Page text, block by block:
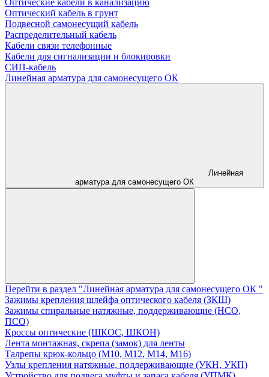
Оптический кабель в грунт
Подвесной самонесущий кабель
Распределительный кабель
Кабели связи телефонные
Кабели для сигнализации и блокировки
СИП-кабель
Линейная арматура для самонесущего ОК
Линейная
арматура для самонесущего ОК
Перейти в раздел "Линейная арматура для самонесущего ОК "
Зажимы крепления шлейфа оптического кабеля (ЗКШ)
Зажимы спиральные натяжные, поддерживающие (НСО,
ПСО)
Кроссы оптические (ШКОС, ШКОН)
Лента монтажная, скрепа (замок) для ленты
Талрепы крюк-кольцо (М10, М12, М14, М16)
Узлы крепления натяжные, поддерживающие (УКН, УКП)